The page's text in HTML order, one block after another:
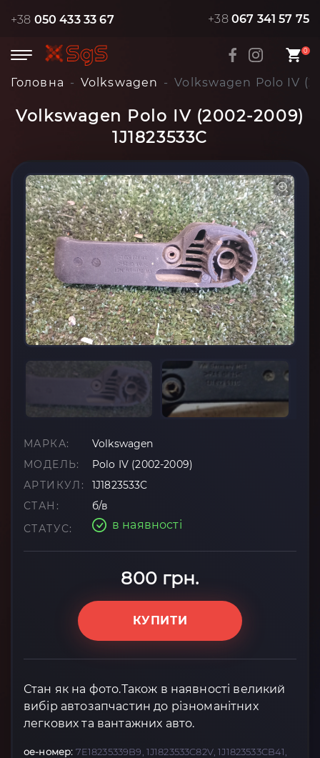
+38 050 433 33 67 +38 067 341 57 75
0
Головна Volkswagen Volkswagen Polo IV
Volkswagen Polo IV (2002-2009)
1J1823533C
МАРКА:
Volkswagen
МОДЕЛЬ:
Polo IV (2002-2009)
АРТИКУЛ:
1J1823533C
СТАН:
б/в
СТАТУС:
в наявності
800 грн.
КУПИТИ
Стан як на фото.Також в наявності великий
вибір автозапчастин до різноманітних
легкових та вантажних авто.
oe-номер: 7E18235339B9, 1J1823533C82V, 1J1823533CB41,